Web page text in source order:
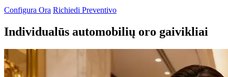
Configura Ora Richiedi Preventivo
Individualūs automobilių oro gaivikliai